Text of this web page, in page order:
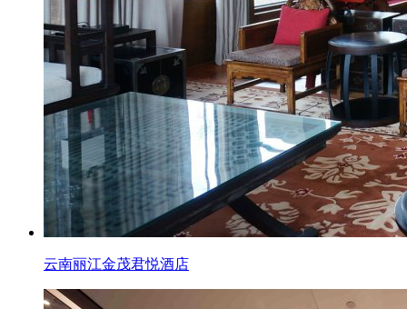
云南丽江金茂君悦酒店